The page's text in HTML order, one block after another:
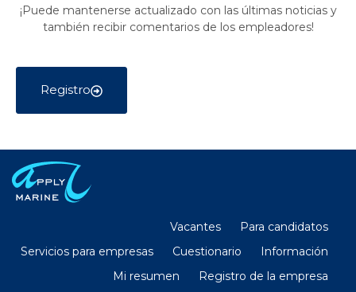
¡Puede mantenerse actualizado con las últimas noticias y
también recibir comentarios de los empleadores!
Registro
Vacantes
Para candidatos
Servicios para empresas
Cuestionario
Información
Mi resumen
Registro de la empresa